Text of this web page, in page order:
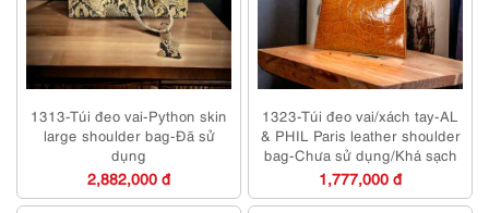
1313-Túi đeo vai-Python skin
large shoulder bag-Đã sử
dụng
2,882,000 đ
1323-Túi đeo vai/xách tay-AL
& PHIL Paris leather shoulder
bag-Chưa sử dụng/Khá sạch
1,777,000 đ